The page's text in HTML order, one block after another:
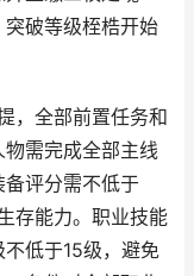
破等级桎梏开始
，全部前置任务和
需完成全部主线
评分需不低于
存能力。职业技能
低于15级，避免